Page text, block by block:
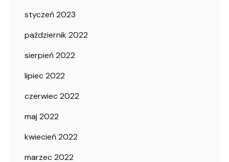
styczeń 2023
październik 2022
sierpień 2022
lipiec 2022
czerwiec 2022
maj 2022
kwiecień 2022
marzec 2022